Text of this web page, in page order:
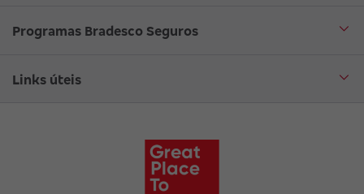
Clube de Vantagens
Canal de Denúncias
Conheça o Grupo Bradesco Seguros
Códigos de Conduta Ética
Programas Bradesco Seguros
Circuito Cultural
Links úteis